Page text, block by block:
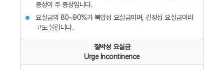
증상이 주 증상입니다.
요실금의 80~90%가 복압성 요실금이며, 긴장성 요실금이라
고도 불립니다.
절박성 요실금
Urge Incontinence